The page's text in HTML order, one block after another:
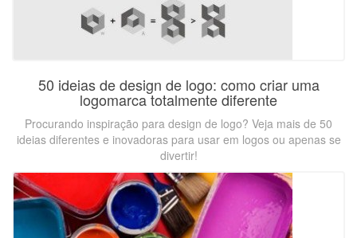
50 ideias de design de logo: como criar uma
logomarca totalmente diferente
Procurando inspiração para design de logo? Veja mais de 50
ideias diferentes e inovadoras para usar em logos ou apenas se
divertir!